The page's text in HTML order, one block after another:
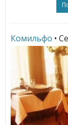
Комильфо •